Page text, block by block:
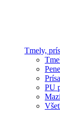
Tmely,
PU